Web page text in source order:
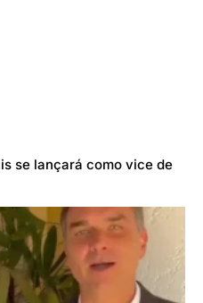
se lançará como vice de